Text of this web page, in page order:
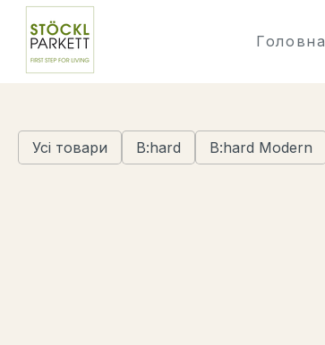
Головна
Усі товари B:hard B:hard Modern